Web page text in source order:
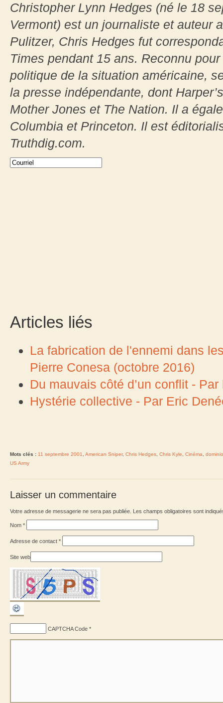
Christopher Lynn Hedges (né le 18
Vermont) est un journaliste et auteur
Pulitzer, Chris Hedges fut
Times pendant 15 ans. Reconnu
politique de la situation américaine,
la presse indépendante, dont
Mother Jones et The Nation. Il a
Columbia et Princeton. Il est
Truthdig.com.
Articles liés
La fabrication de l'ennemi dans
Pierre Conesa (octobre 2016)
Du mauvais côté d’un conflit -
Hystérie collective - Par Eric
Mots clés : 11 septembre 2001 American Sniper, Chris Hedges Chris Kyle Cinéma
US Army
Laisser un commentaire
Votre adresse de messagerie ne sera pas publiée. Les champs obligatoires sont
Nom *
Adresse de contact *
Site web
CAPTCHA Code *